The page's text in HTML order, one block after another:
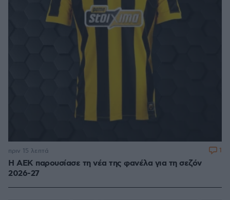
Η ΑΕΚ παρουσίασε τη νέα της φανέλα για τη σεζόν
2026-27
πριν 15 λεπτά 1